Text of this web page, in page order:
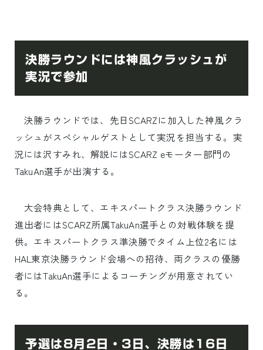
決勝ラウンドには神風クラッシュが
実況で参加
決勝ラウンドでは、先日SCARZに加入した神風クラ
ッシュがスペシャルゲストとして実況を担当する。実
況には沢すみれ、解説にはSCARZ eモーター部門の
TakuAn選手が出演する。
大会特典として、エキスパートクラス決勝ラウンド
進出者にはSCARZ所属TakuAn選手との対戦体験を提
供。エキスパートクラス準決勝でタイム上位2名には
HAL東京決勝ラウンド会場への招待、両クラスの優勝
者にはTakuAn選手によるコーチングが用意されてい
る。
予選は8月2日・3日、決勝は16日